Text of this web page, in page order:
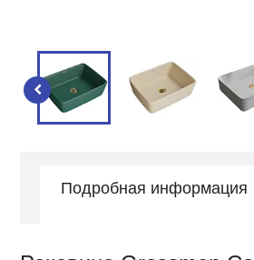
Подробная информация